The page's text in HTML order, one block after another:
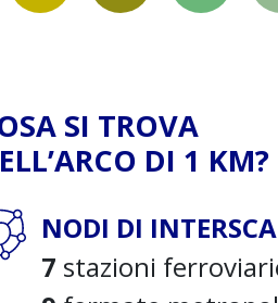
SI TROVA
DI 1 KM?
NODI DI
7 stazioni